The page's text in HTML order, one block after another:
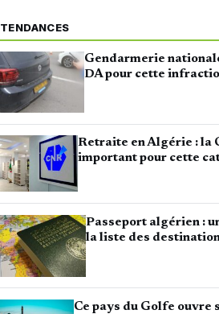
TENDANCES
Gendarmerie
DA pour cette
Retraite en Algérie : la
important pour cette
Passeport algérien :
la liste des
Ce pays du Golfe ouvre